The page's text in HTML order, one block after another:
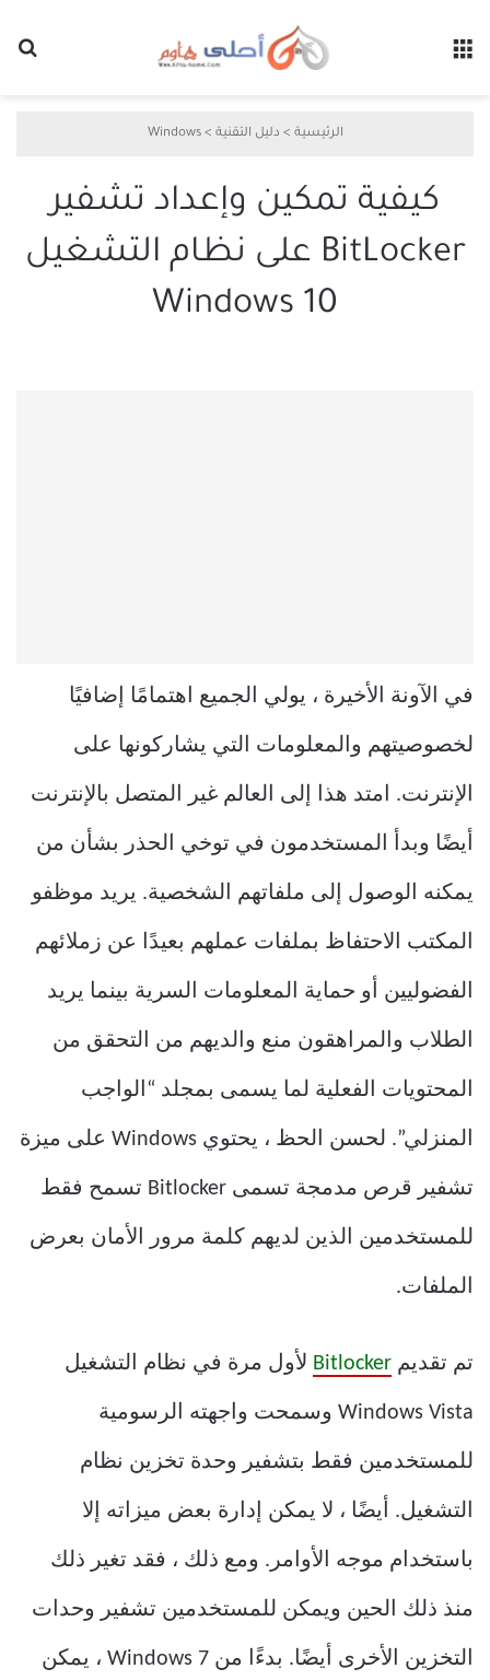
الرئيسية > دليل التقنية >
Windows
كيفية تمكين وإعداد تشفير
BitLocker على نظام التشغيل
Windows 10
في الآونة الأخيرة ، يولي الجميع اهتمامًا إضافيًا
لخصوصيتهم والمعلومات التي يشاركونها على
الإنترنت. امتد هذا إلى العالم غير المتصل بالإنترنت
أيضًا وبدأ المستخدمون في توخي الحذر بشأن من
يمكنه الوصول إلى ملفاتهم الشخصية. يريد موظفو
المكتب الاحتفاظ بملفات عملهم بعيدًا عن زملائهم
الفضوليين أو حماية المعلومات السرية بينما يريد
الطلاب والمراهقون منع والديهم من التحقق من
المحتويات الفعلية لما يسمى بمجلد “الواجب
المنزلي”. لحسن الحظ ، يحتوي Windows على ميزة
تشفير قرص مدمجة تسمى Bitlocker تسمح فقط
للمستخدمين الذين لديهم كلمة مرور الأمان بعرض
الملفات.
تم تقديم Bitlocker لأول مرة في نظام التشغيل
Windows Vista وسمحت واجهته الرسومية
للمستخدمين فقط بتشفير وحدة تخزين نظام
التشغيل. أيضًا ، لا يمكن إدارة بعض ميزاته إلا
باستخدام موجه الأوامر. ومع ذلك ، فقد تغير ذلك
منذ ذلك الحين ويمكن للمستخدمين تشفير وحدات
التخزين الأخرى أيضًا. بدءًا من Windows 7 ، يمكن